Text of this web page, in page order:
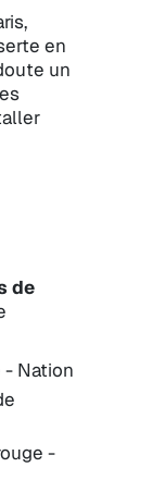
en
un
de
Nation
-